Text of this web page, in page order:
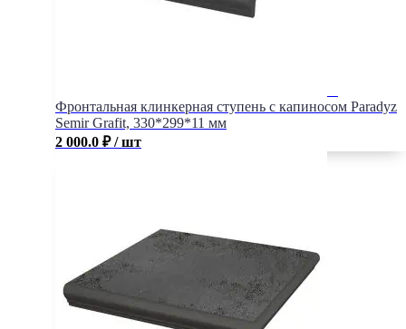
Фронтальная клинкерная ступень с капиносом Paradyz
Semir Grafit, 330*299*11 мм
2 000.0 ₽ / шт